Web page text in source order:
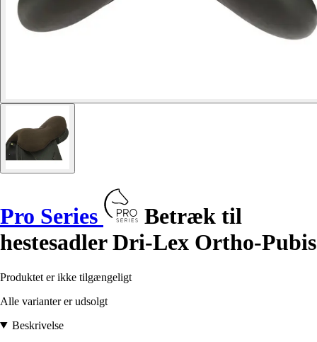
Pro Series
Betræk til
hestesadler Dri-Lex Ortho-Pubis
Produktet er ikke tilgængeligt
Alle varianter er udsolgt
Beskrivelse